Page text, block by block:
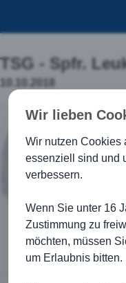
TSG - Spfr.
10.10.2018
Wir lieben
Wir nutzen Cookies
essenziell sind und
verbessern.
Wenn Sie unter 16
Zustimmung zu
möchten, müssen
um Erlaubnis bitten.